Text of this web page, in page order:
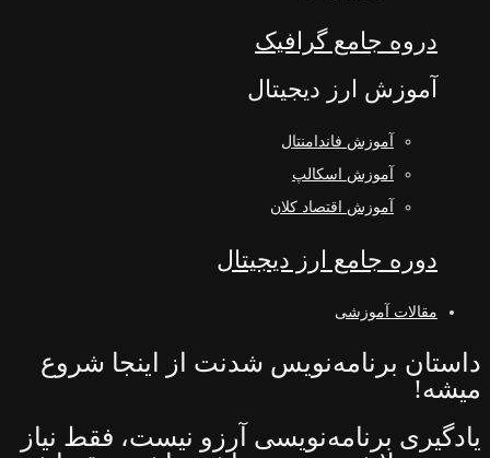
دروه جامع گرافیک
آموزش ارز دیجیتال
آموزش فاندامنتال
آموزش اسکالپ
آموزش اقتصاد کلان
دوره جامع ارز دیجیتال
مقالات آموزشی
داستان برنامه‌نویس شدنت از اینجا شروع
میشه!
یادگیری برنامه‌نویسی آرزو نیست، فقط نیاز